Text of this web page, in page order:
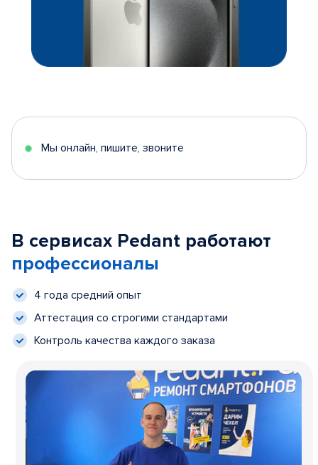
Мы онлайн, пишите, звоните
В сервисах Pedant работают
профессионалы
4 года средний опыт
Аттестация со строгими стандартами
Контроль качества каждого заказа